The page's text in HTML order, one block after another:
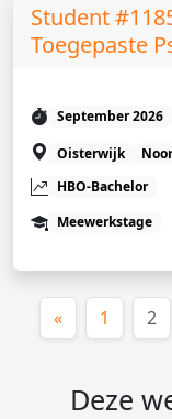
Student
Toegepaste
September 2026
Oisterwijk
HBO-Bachelor
Meewerkstage
« 1 2
Deze